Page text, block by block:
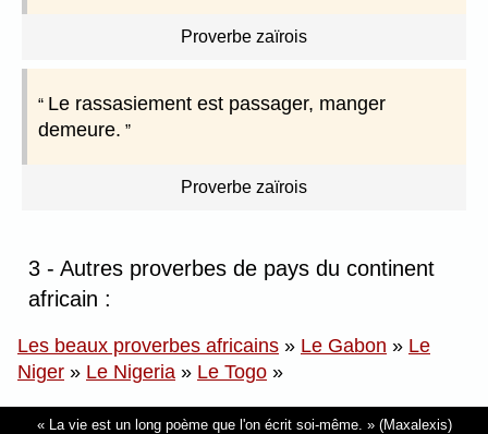
Proverbe zaïrois
Le rassasiement est passager, manger
demeure.
Proverbe zaïrois
3 - Autres proverbes de pays du continent
africain :
Les beaux proverbes africains » Le Gabon » Le
Niger » Le Nigeria » Le Togo »
La vie est un long poème que l'on écrit soi-même. (Maxalexis)